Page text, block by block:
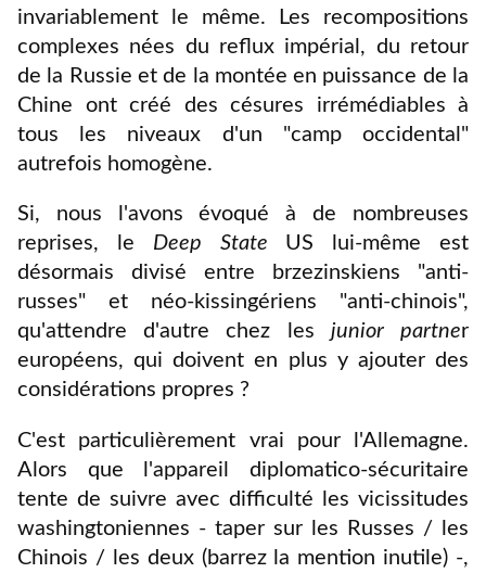
invariablement le même. Les recompositions
complexes nées du reflux impérial, du retour
de la Russie et de la montée en puissance de la
Chine ont créé des césures irrémédiables à
tous les niveaux d'un "camp occidental"
autrefois homogène.
Si, nous l'avons évoqué à de nombreuses
reprises, le
Deep State
US lui-même est
désormais divisé entre brzezinskiens "anti-
russes" et néo-kissingériens "anti-chinois",
qu'attendre d'autre chez les
junior partner
européens, qui doivent en plus y ajouter des
considérations propres ?
C'est particulièrement vrai pour l'Allemagne.
Alors que l'appareil diplomatico-sécuritaire
tente de suivre avec difficulté les vicissitudes
washingtoniennes - taper sur les Russes / les
Chinois / les deux (barrez la mention inutile) -,